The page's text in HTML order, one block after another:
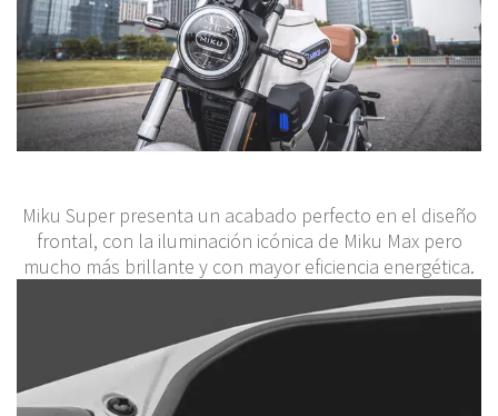
Miku Super presenta un acabado perfecto en el diseño
frontal, con la iluminación icónica de Miku Max pero
mucho más brillante y con mayor eficiencia energética.